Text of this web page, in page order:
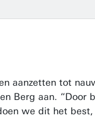
tot
Berg aan.
we dit het